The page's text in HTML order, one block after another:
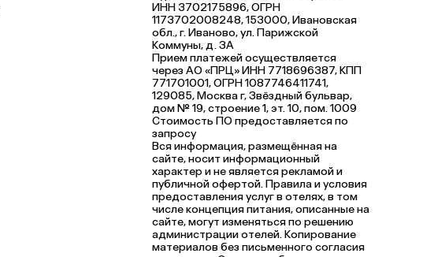
ИНН 3702175896, ОГРН
1173702008248, 153000, Ивановская
обл., г. Иваново, ул. Парижской
Коммуны, д. ЗА
Прием платежей осуществляется
через АО «ПРЦ» ИНН 7718696387, КПП
771701001, ОГРН 1087746411741,
129085, Москва г, Звёздный бульвар,
дом № 19, строение 1, эт. 10, пом. 1009
Стоимость ПО предоставляется по
запросу
Вся информация, размещённая на
сайте, носит информационный
характер и не является рекламой и
публичной офертой. Правила и условия
предоставления услуг в отелях, в том
числе концепция питания, описанные на
сайте, могут изменяться по решению
администрации отелей. Копирование
материалов без письменного согласия